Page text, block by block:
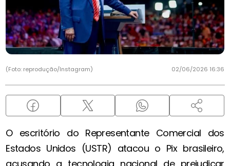
(Foto: reprodução/Instagram) 02/06/2026 16:36
O escritório do Representante Comercial dos
Estados Unidos (USTR) atacou o Pix brasileiro,